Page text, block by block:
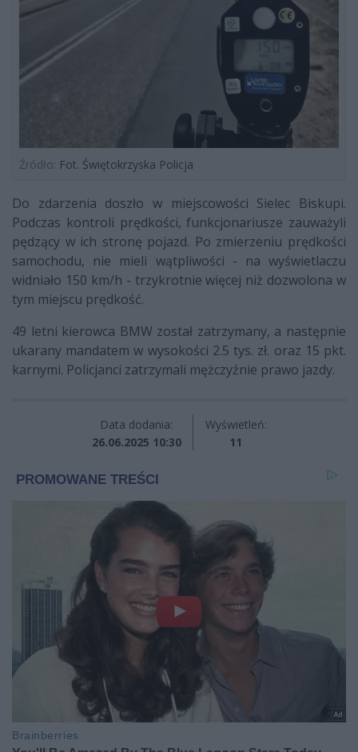
Źródło: Fot. Świętokrzyska Policja
Do zdarzenia doszło w miejscowości Sielec Biskupi.
Podczas kontroli prędkości, funkcjonariusze zauważyli
pędzący w ich stronę pojazd. Po zmierzeniu prędkości
samochodu, nie mieli wątpliwości - na wyświetlaczu
widniało 150 km/h - trzykrotnie więcej niż dozwolona w
tym miejscu prędkość.
49 letni kierowca BMW został zatrzymany, a następnie
ukarany mandatem w wysokości 2.5 tys. zł. oraz 15 pkt.
karnymi. Policjanci zatrzymali mężczyźnie prawo jazdy.
Data dodania:
26.06.2025 10:30
Wyświetleń:
11